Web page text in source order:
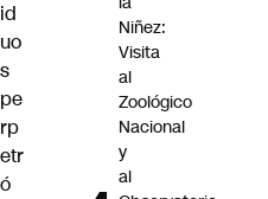
id
uo
s
pe
rp
etr
ó
Niñez:
Visita
al
Zoológico
Nacional
y
al